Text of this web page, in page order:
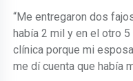
“Me entregaron dos
había 2 mil y en el otro
clínica porque mi
me dí cuenta que había